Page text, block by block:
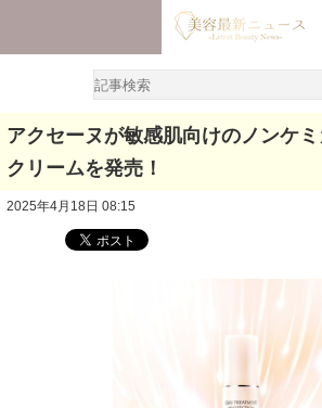
アクセーヌが敏感肌向けのノンケ
クリームを発売！
2025年4月18日 08:15